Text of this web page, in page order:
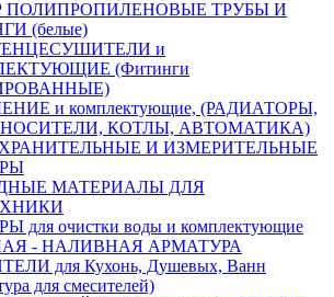
ПОЛИПРОПИЛЕНОВЫЕ ТРУБЫ И
(белые)
и
(Фитинги
и комплектующие, (РАДИАТОРЫ,
КОТЛЫ, АВТОМАТИКА)
И ИЗМЕРИТЕЛЬНЫЕ
МАТЕРИАЛЫ ДЛЯ
для очистки воды и комплектующие
- НАЛИВНАЯ АРМАТУРА
для Кухонь, Душевых, Ванн
для смесителей)